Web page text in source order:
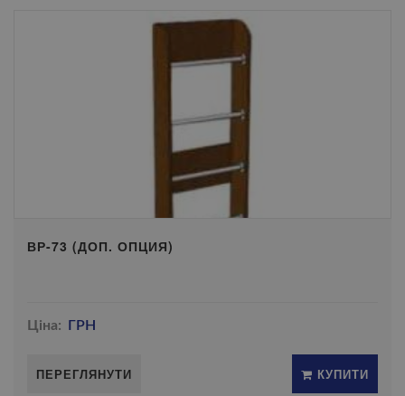
ВР-73 (ДОП. ОПЦИЯ)
Ціна: ГРН
ПЕРЕГЛЯНУТИ КУПИТИ